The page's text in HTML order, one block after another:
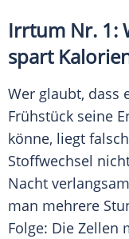
Irrtum Nr. 1:
spart
Wer glaubt, dass
Frühstück seine
könne, liegt
Stoffwechsel
Nacht
man mehrere
Folge: Die Zellen